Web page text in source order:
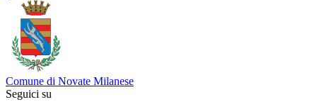
Comune di Novate Milanese
Seguici su